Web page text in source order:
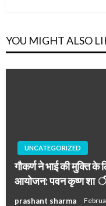
YOU MIGHT ALSO
UNCATEGORIZED
गौकर्ण ने भाई की मुक्ति के
आयोजन: पवन कृष्ण शा
prashant sharma